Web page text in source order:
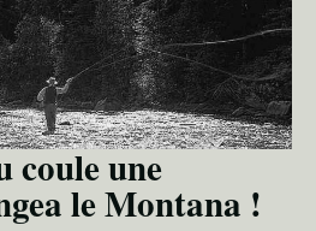
coule une
le Montana !